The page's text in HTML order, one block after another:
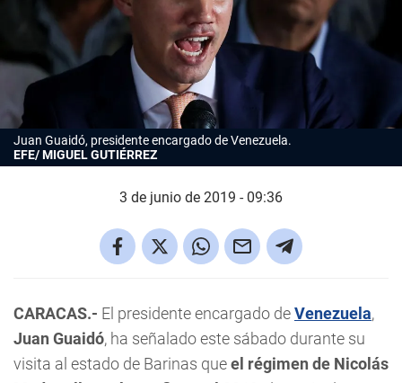
Juan Guaidó, presidente encargado de Venezuela.
EFE/ MIGUEL GUTIÉRREZ
3 de junio de 2019 - 09:36
CARACAS.- El presidente encargado deVenezuela,
Juan Guaidó, ha señalado este sábado durante su
visita al estado de Barinas queel régimen de Nicolás